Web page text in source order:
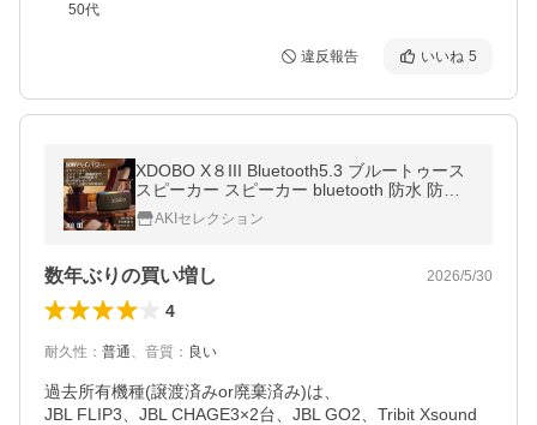
50代
違反報告 いいね 5
XDOBO X８III Bluetooth5.3 ブルートゥース
スピーカー スピーカー bluetooth 防水 防塵
AKIセレクション
数年ぶりの買い増し 2026/5/30
4
耐久性 ： 普通、 音質 ： 良い
過去所有機種(譲渡済みor廃棄済み)は、
JBL FLIP3、JBL CHAGE3×2台、JBL GO2、Tribit Xsound